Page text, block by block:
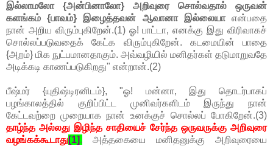
இல்லாமலோ
{அன்பினாலோ} அறிவுரை சொல்வதால் ஒருவன்
களங்கம் {பாவம்} இழைத்தவன் ஆவானா இல்லையாஎன்பதை
நான் அறிய விரும்புகிறேன்.(1) ஓ! பாட்டா, எனக்கு இது விரிவாகச்
சொல்லப்படுவதைக் கேட்க விரும்புகிறேன். கடமையின் பாதை
{அறம்} மிக நுட்பமானதாகும். அவ்வழியில் மனிதர்கள் தடுமாறுவதே
அடிக்கடி காணப்படுகிறது" என்றான்.(2)
பீஷ்மர் {யுதிஷ்டிரனிடம்}, "ஓ! மன்னா, இது தொடர்பாகப்
பழங்காலத்தில் குறிப்பிட்ட முனிவர்களிடம் இருந்து நான்
கேட்டவற்றை முறையாக நான் உனக்குச் சொல்லப் போகிறேன்.(3)
தாழ்ந்த அல்லது இழிந்த சாதியைச் சேர்ந்த ஒருவருக்கு அறிவுரை
வழங்கக்கூடாது[1]. அத்தகையை மனிதனுக்கு அறிவுரையை